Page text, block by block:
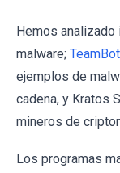
Hemos
malware; TeamBot
ejemplos de
cadena, y Kratos
mineros de
Los programas